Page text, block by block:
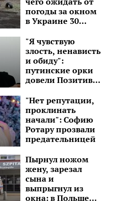
погоды за окном
в Украине 30
"Я чувствую
злость, ненависть
и обиду":
путинские орки
довели Позитива
контроля над
эмоциями
"Нет репутации,
проклинать
начали": Софию
Ротару прозвали
предательницей
Пырнул ножом
жену, зарезал
сына и
выпрыгнул из
окна: в Польше